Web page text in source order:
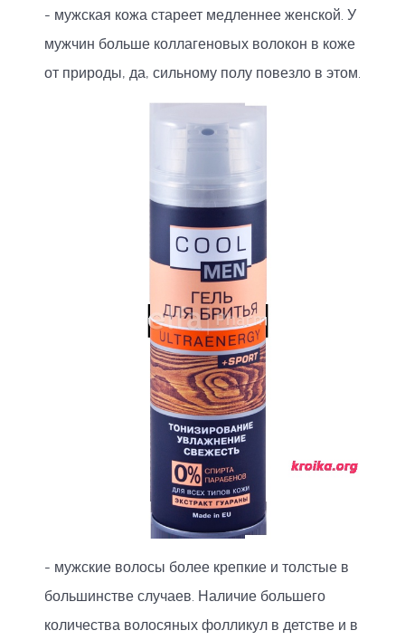
- мужская кожа стареет медленнее женской. У
мужчин больше коллагеновых волокон в коже
от природы, да, сильному полу повезло в этом.
- мужские волосы более крепкие и толстые в
большинстве случаев. Наличие большего
количества волосяных фолликул в детстве и в